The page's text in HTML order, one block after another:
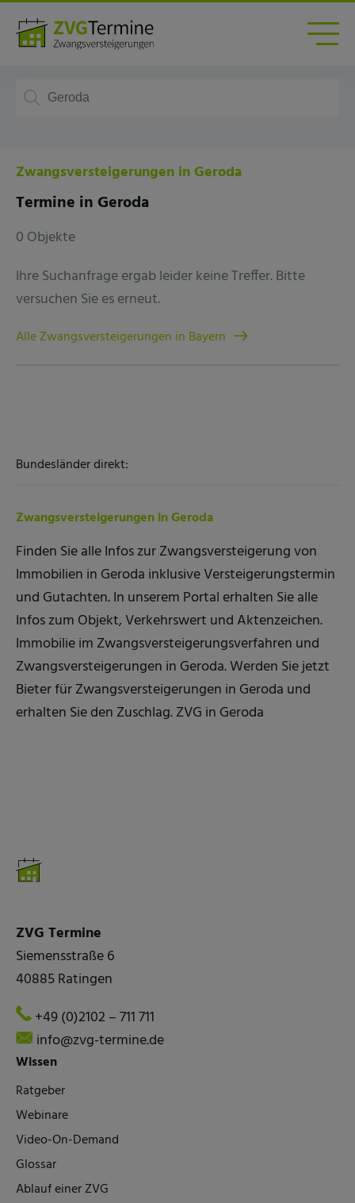
Zwangsversteigerungen in Geroda
Termine in Geroda
0 Objekte
Ihre Suchanfrage ergab leider keine Treffer. Bitte
versuchen Sie es erneut.
Alle Zwangsversteigerungen in Bayern
Bundesländer direkt:
Zwangsversteigerungen in Geroda
Finden Sie alle Infos zur Zwangsversteigerung von
Immobilien in Geroda inklusive Versteigerungstermin
und Gutachten. In unserem Portal erhalten Sie alle
Infos zum Objekt, Verkehrswert und Aktenzeichen.
Immobilie im Zwangsversteigerungsverfahren und
Zwangsversteigerungen in Geroda. Werden Sie jetzt
Bieter für Zwangsversteigerungen in Geroda und
erhalten Sie den Zuschlag. ZVG in Geroda
ZVG Termine
Siemensstraße 6
40885 Ratingen
+49 (0)2102 – 711 711
info@zvg-termine.de
Wissen
Ratgeber
Webinare
Video-On-Demand
Glossar
Ablauf einer ZVG